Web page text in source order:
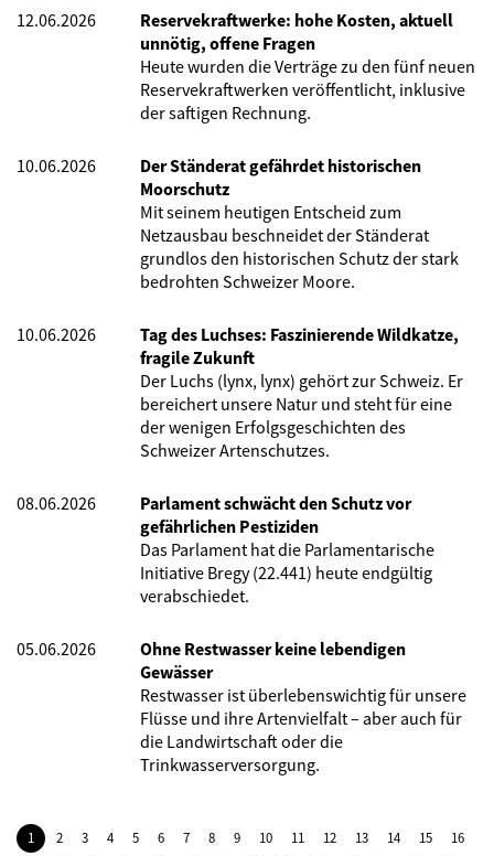
12.06.2026
Reservekraftwerke: hohe Kosten, aktuell
unnötig, offene Fragen
Heute wurden die Verträge zu den fünf neuen
Reservekraftwerken veröffentlicht, inklusive
der saftigen Rechnung.
10.06.2026
Der Ständerat gefährdet historischen
Moorschutz
Mit seinem heutigen Entscheid zum
Netzausbau beschneidet der Ständerat
grundlos den historischen Schutz der stark
bedrohten Schweizer Moore.
10.06.2026
Tag des Luchses: Faszinierende Wildkatze,
fragile Zukunft
Der Luchs (lynx, lynx) gehört zur Schweiz. Er
bereichert unsere Natur und steht für eine
der wenigen Erfolgsgeschichten des
Schweizer Artenschutzes.
08.06.2026
Parlament schwächt den Schutz vor
gefährlichen Pestiziden
Das Parlament hat die Parlamentarische
Initiative Bregy (22.441) heute endgültig
verabschiedet.
05.06.2026
Ohne Restwasser keine lebendigen
Gewässer
Restwasser ist überlebenswichtig für unsere
Flüsse und ihre Artenvielfalt – aber auch für
die Landwirtschaft oder die
Trinkwasserversorgung.
1 2 3 4 5 6 7 8 9 10 11 12 13 14 15
16